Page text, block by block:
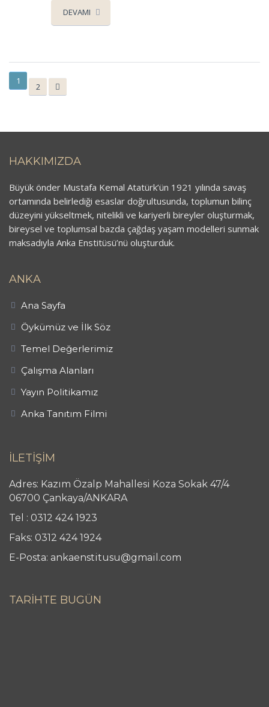
DEVAMI
1
2
HAKKIMIZDA
Büyük önder Mustafa Kemal Atatürk’ün 1921 yılında savaş
ortamında belirlediği esaslar doğrultusunda, toplumun bilinç
düzeyini yükseltmek, nitelikli ve kariyerli bireyler oluşturmak,
bireysel ve toplumsal bazda çağdaş yaşam modelleri sunmak
maksadıyla Anka Enstitüsü’nü oluşturduk.
ANKA
Ana Sayfa
Öykümüz ve İlk Söz
Temel Değerlerimiz
Çalışma Alanları
Yayın Politikamız
Anka Tanıtım Filmi
İLETİŞİM
Adres: Kazım Özalp Mahallesi Koza Sokak 47/4
06700 Çankaya/ANKARA
Tel : 0312 424 1923
Faks: 0312 424 1924
E-Posta: ankaenstitusu@gmail.com
TARİHTE BUGÜN